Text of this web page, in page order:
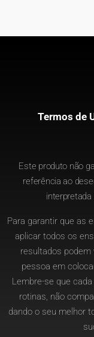
Termos de
Este produto não
referência ao
Para garantir que as
aplicar todos os
resultados podem
pessoa em
Lembre-se que
rotinas, não
dando o seu melhor